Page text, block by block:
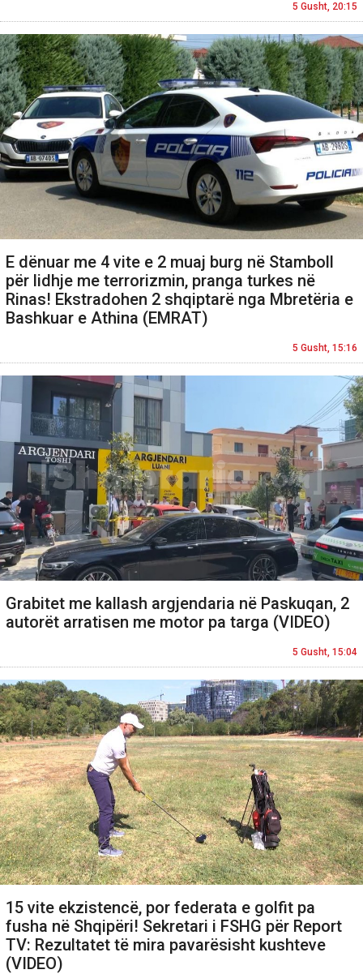
5 Gusht, 20:15
E dënuar me 4 vite e 2 muaj burg në Stamboll
për lidhje me terrorizmin, pranga turkes në
Rinas! Ekstradohen 2 shqiptarë nga Mbretëria e
Bashkuar e Athina (EMRAT)
5 Gusht, 15:16
Grabitet me kallash argjendaria në Paskuqan, 2
autorët arratisen me motor pa targa (VIDEO)
5 Gusht, 15:04
15 vite ekzistencë, por federata e golfit pa
fusha në Shqipëri! Sekretari i FSHG për Report
TV: Rezultatet të mira pavarësisht kushteve
(VIDEO)